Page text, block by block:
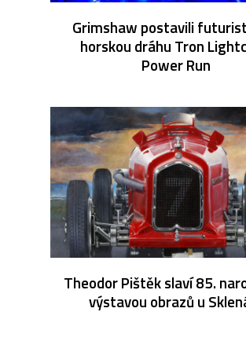
Grimshaw postavili
horskou dráhu Tron
Power Run
Theodor Pištěk slaví 85.
výstavou obrazů u